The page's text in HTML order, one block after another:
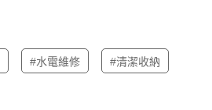
#水電維修 #清潔收納